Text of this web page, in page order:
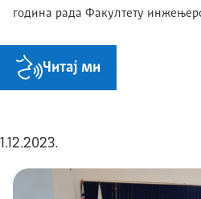
година рада Факултету
Читај ми
1.12.2023.